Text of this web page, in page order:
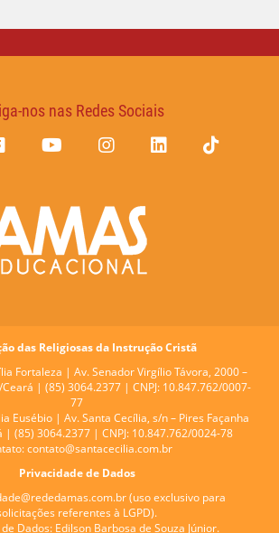
nos nas Redes Sociais
das Religiosas da Instrução Cristã
Fortaleza | Av. Senador Virgílio Távora, 2000 –
| (85) 3064.2377 | CNPJ: 10.847.762/0007-
77
Eusébio | Av. Santa Cecília, s/n – Pires Façanha
| (85) 3064.2377 | CNPJ: 10.847.762/0024-78
contato@santacecilia.com.br
Privacidade de Dados
(uso exclusivo para
referentes à LGPD).
Dados: Edilson Barbosa de Souza Júnior.